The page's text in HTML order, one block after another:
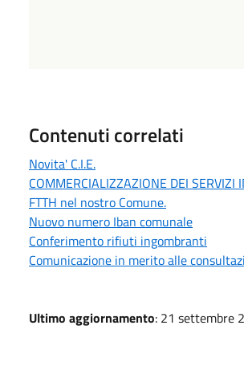
Contenuti correlati
Novita' C.I.E.
COMMERCIALIZZAZIONE DEI SERVIZI
FTTH nel nostro Comune.
Nuovo numero Iban comunale
Conferimento rifiuti ingombranti
Comunicazione in merito alle
Ultimo aggiornamento: 21 settembre